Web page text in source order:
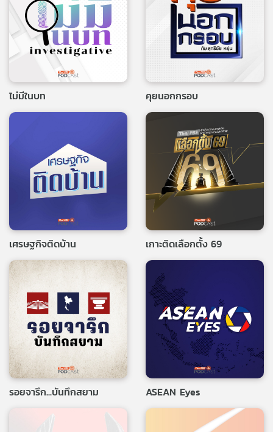
ไม่มีในบท คุยนอกกรอบ
เศรษฐกิจติดบ้าน เกาะติดเลือกตั้ง 69
รอยจารึก...บันทึกสยาม ASEAN Eyes